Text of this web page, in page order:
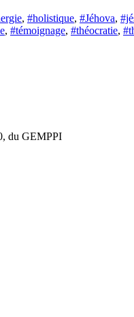
, #holistique, #Jéhova,
, #témoignage, #théocratie,
du GEMPPI